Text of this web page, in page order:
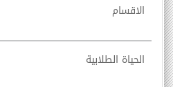
الاقسام
الحياة الطلابية